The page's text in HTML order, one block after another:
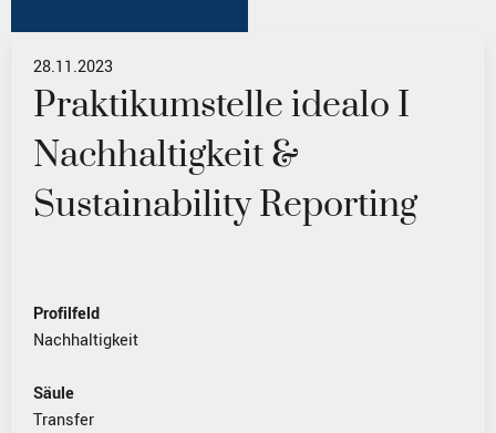
28.11.2023
Praktikumstelle idealo I
Nachhaltigkeit &
Sustainability Reporting
Profilfeld
Nachhaltigkeit
Säule
Transfer